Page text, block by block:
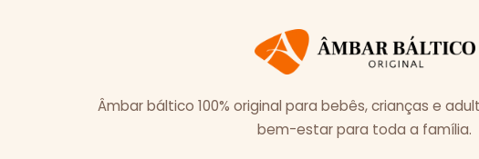
Âmbar báltico 100% original para bebês, crianças e
bem-estar para toda a família.